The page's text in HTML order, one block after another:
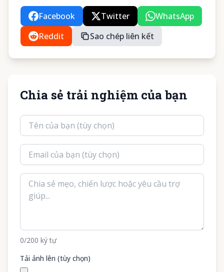
Facebook Twitter
WhatsApp
Reddit
Sao chép liên kết
Chia sẻ trải nghiệm của bạn
0/200 ký tự
Tải ảnh lên (tùy chọn)